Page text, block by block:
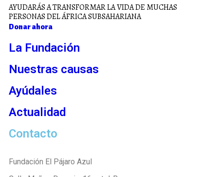
AYUDARÁS A TRANSFORMAR LA VIDA DE MUCHAS
PERSONAS DEL ÁFRICA SUBSAHARIANA
Donar ahora
La Fundación
Nuestras causas
Ayúdales
Actualidad
Contacto
Fundación El Pájaro Azul